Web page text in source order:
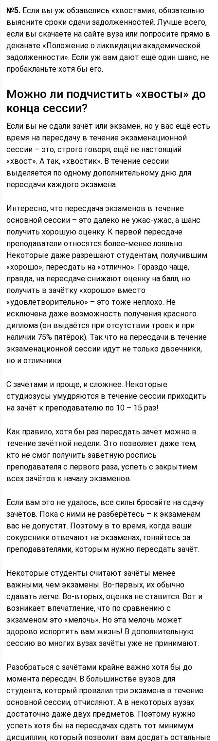
№5. Если вы уж обзавелись «хвостами», обязательно
выясните сроки сдачи задолженностей. Лучше всего,
если вы скачаете на сайте вуза или попросите прямо в
деканате «Положение о ликвидации академической
задолженности». Если уж вам дают ещё один шанс, не
пробакланьте хотя бы его.
Можно ли подчистить «хвосты» до
конца сессии?
Если вы не сдали зачёт или экзамен, но у вас ещё есть
время на пересдачу в течение экзаменационной
сессии – это, строго говоря, ещё не настоящий
«хвост». А так, «хвостик». В течение сессии
выделяется по одному дополнительному дню для
пересдачи каждого экзамена.
Интересно, что пересдача экзаменов в течение
основной сессии – это далеко не ужас-ужас, а шанс
получить хорошую оценку. К первой пересдаче
преподаватели относятся более-менее лояльно.
Некоторые даже разрешают студентам, получившим
«хорошо», пересдать на «отлично». Гораздо чаще,
правда, на пересдаче снижают оценку на балл, но
получить в зачётку «хорошо» вместо
«удовлетворительно» – это тоже неплохо. Не
исключена даже возможность получения красного
диплома (он выдаётся при отсутствии троек и при
наличии 75% пятёрок). Так что на пересдачи в течение
экзаменационной сессии идут не только двоечники,
но и отличники.
С зачётами и проще, и сложнее. Некоторые
студиозусы умудряются в течение сессии приходить
на зачёт к преподавателю по 10 – 15 раз!
Как правило, хотя бы раз пересдать зачёт можно в
течение зачётной недели. Это позволяет даже тем,
кто не смог получить заветную роспись
преподавателя с первого раза, успеть с закрытием
всех зачётов к началу экзаменов.
Если вам это не удалось, все силы бросайте на сдачу
зачётов. Пока с ними не разберётесь – к экзаменам
вас не допустят. Поэтому в то время, когда ваши
сокурсники отвечают на экзаменах, гоняйтесь за
преподавателями, которым нужно пересдать зачёт.
Некоторые студенты считают зачёты менее
важными, чем экзамены. Во-первых, их обычно
сдавать легче. Во-вторых, оценка не ставится. Вот и
возникает впечатление, что по сравнению с
экзаменом это «мелочь». Но эта мелочь может
здорово испортить вам жизнь! В дополнительную
сессию во многих вузах зачёты уже не принимают.
Разобраться с зачётами крайне важно хотя бы до
момента пересдач. В большинстве вузов для
студента, который провалил три экзамена в течение
основной сессии, отчисляют. А в некоторых вузах
достаточно даже двух предметов. Поэтому нужно
успеть хотя бы на пересдачах сдать тот минимум
дисциплин, который позволит вам досдать остальные